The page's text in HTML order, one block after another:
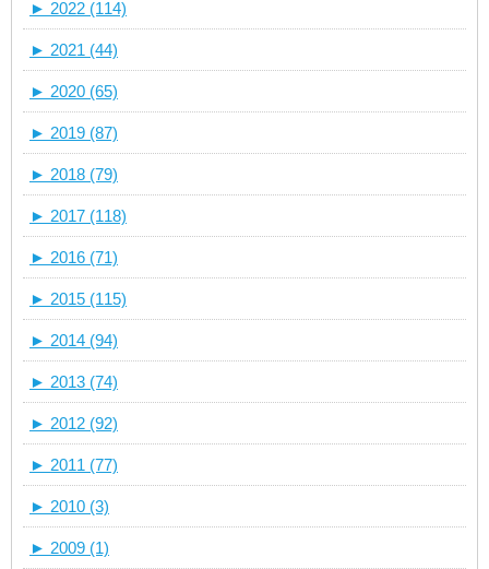
► 2022 (114)
► 2021 (44)
► 2020 (65)
► 2019 (87)
► 2018 (79)
► 2017 (118)
► 2016 (71)
► 2015 (115)
► 2014 (94)
► 2013 (74)
► 2012 (92)
► 2011 (77)
► 2010 (3)
► 2009 (1)